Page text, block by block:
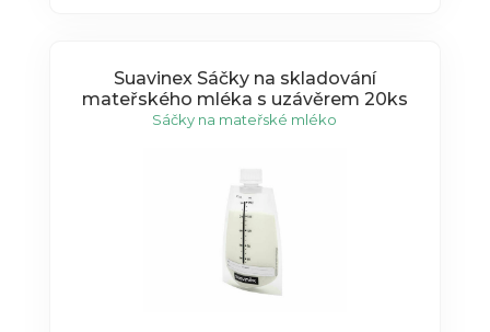
Suavinex Sáčky na skladování
mateřského mléka s uzávěrem 20ks
Sáčky na mateřské mléko